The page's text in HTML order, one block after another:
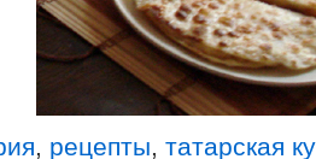
, рецепты, татарская